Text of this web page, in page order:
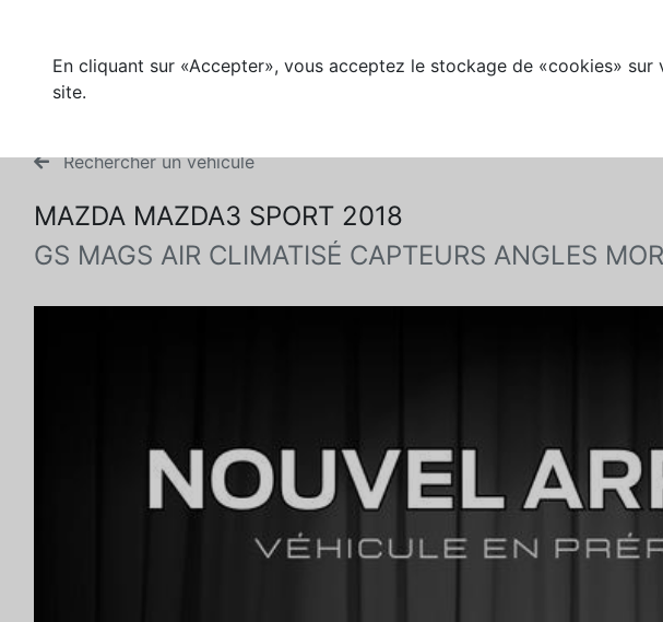
En cliquant sur «Accepter», vous acceptez le stockage de «cookies»
site.
Rechercher un véhicule
MAZDA MAZDA3 SPORT 2018
GS MAGS AIR CLIMATISÉ CAPTEURS ANGLES